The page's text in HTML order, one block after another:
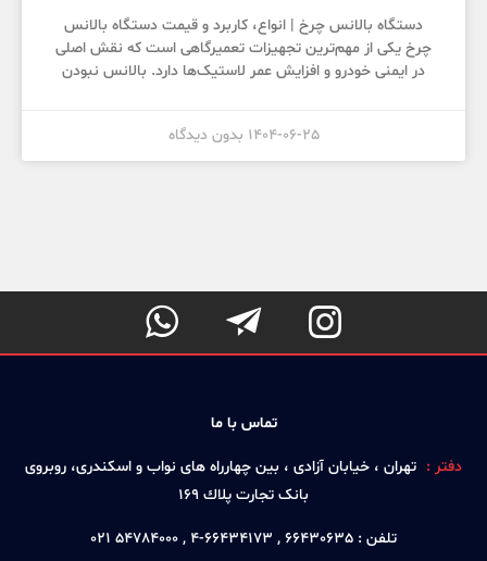
دستگاه بالانس چرخ | انواع، کاربرد و قیمت دستگاه بالانس
چرخ یکی از مهم‌ترین تجهیزات تعمیرگاهی است که نقش اصلی
در ایمنی خودرو و افزایش عمر لاستیک‌ها دارد. بالانس نبودن
1404-06-25 بدون دیدگاه



تماس با ما
دفتر : تهران ، خيابان آزادی ، بين چهارراه های نواب و اسكندری، روبروی
بانک تجارت پلاك 169
تلفن : 66430635 , 66434173-4 , 54784000 021